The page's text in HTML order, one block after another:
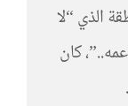
الذي “لا
كان